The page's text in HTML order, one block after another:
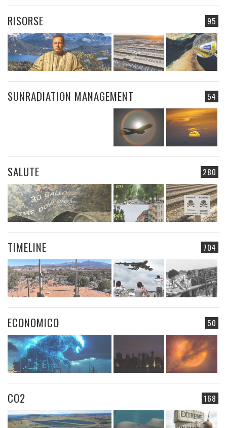
95
RISORSE
54
SUNRADIATION MANAGEMENT
280
SALUTE
704
TIMELINE
50
ECONOMICO
168
CO2